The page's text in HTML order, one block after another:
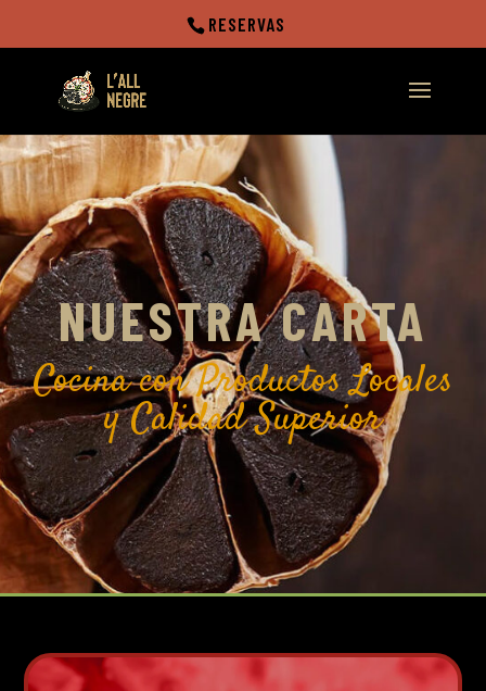
RESERVAS
NUESTRA CARTA
Cocina con Productos Locales
y Calidad Superior